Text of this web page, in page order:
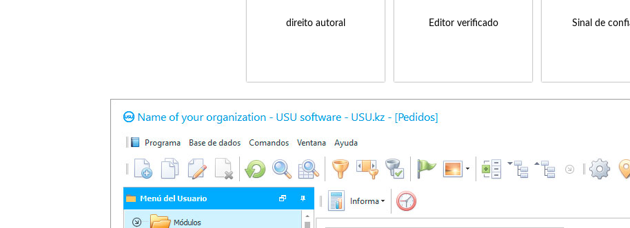
direito autoral Editor verificado Sinal de